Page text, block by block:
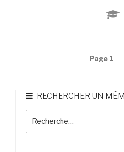
l’organisation
et
financement
Page 1
RECHERCHER UN